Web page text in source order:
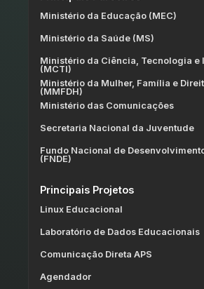
Ministério da Educação (MEC)
Ministério da Saúde (MS)
Ministério da Ciência, Tecnologia e
(MCTI)
Ministério da Mulher, Família e
(MMFDH)
Ministério das Comunicações
Secretaria Nacional da Juventude
Fundo Nacional de
(FNDE)
Principais Projetos
Linux Educacional
Laboratório de Dados Educacionais
Comunicação Direta APS
Agendador